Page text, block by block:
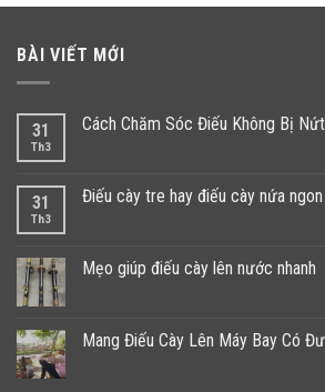
BÀI VIẾT MỚI
31
Th3
Cách Chăm Sóc Điếu Không Bị Nứt
31
Th3
Điếu cày tre hay điếu cày nứa ngon
Mẹo giúp điếu cày lên nước nhanh
Mang Điếu Cày Lên Máy Bay Có